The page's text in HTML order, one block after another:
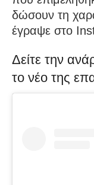
δώσουν τη
έγραψε στο
Δείτε την
το νέο της